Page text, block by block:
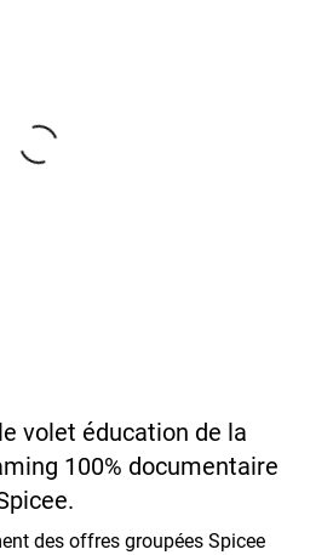
volet éducation de la
100% documentaire
des offres groupées Spicee